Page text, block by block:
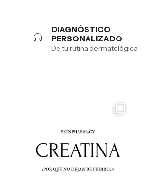
DIAGNÓSTICO
PERSONALIZADO
De tu rutina dermatológica